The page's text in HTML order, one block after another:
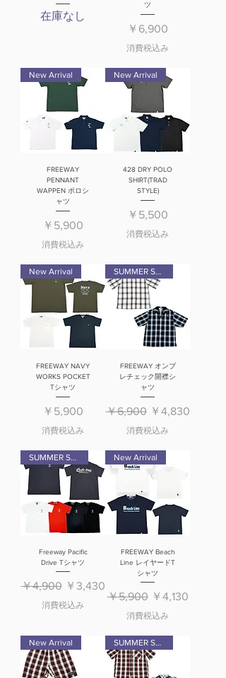
在庫なし
ツ
価格
￥6,900
消費税込み
New Arrival
FREEWAY
PENNANT
WAPPEN ポロシ
ャツ
価格
￥5,900
消費税込み
New Arrival
428 DRY POLO
SHIRT(TRAD
STYLE)
価格
￥5,500
消費税込み
New Arrival
FREEWAY NAVY
WORKS POCKET
Tシャツ
価格
￥5,900
消費税込み
FREEWAY オンブ
レチェック開襟シ
ャツ
通常価格
￥6,900 セール価格
￥4,830
消費税込み
Freeway Pacific
Drive Tシャツ
通常価格
￥4,900 セール価格
￥3,430
消費税込み
New Arrival
FREEWAY Beach
Line レイヤードT
シャツ
通常価格
￥5,900 セール価格
￥4,130
消費税込み
New Arrival SUMMER SALE